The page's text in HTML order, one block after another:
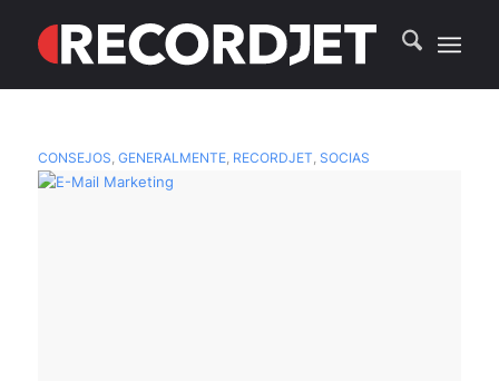
CONSEJOS, GENERALMENTE, RECORDJET, SOCIAS